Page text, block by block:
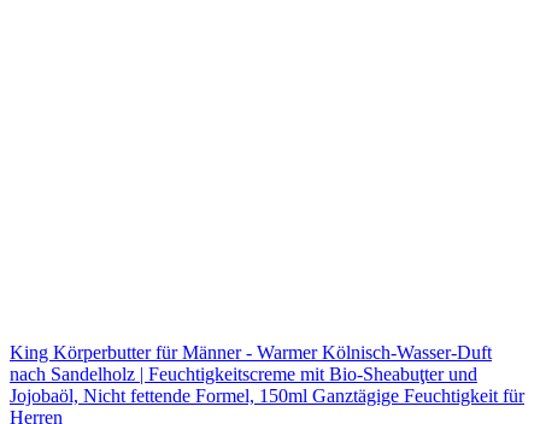
King Körperbutter für Männer - Warmer Kölnisch-Wasser-Duft
nach Sandelholz | Feuchtigkeitscreme mit Bio-Sheabuţter und
Jojobaöl, Nicht fettende Formel, 150ml Ganztägige Feuchtigkeit für
Herren